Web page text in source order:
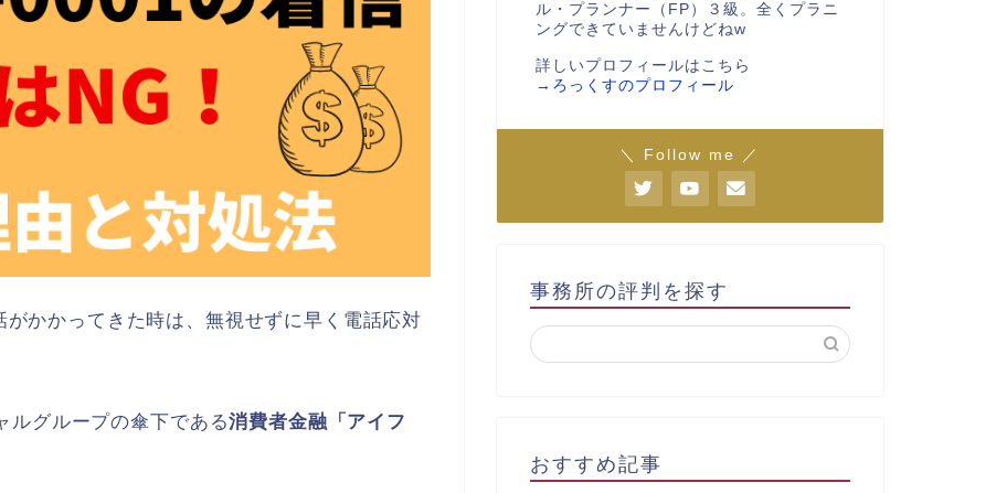
がかかってきた時は、無視せずに早く電話応対
ルグループの傘下である消費者金融「アイフ
ル・プランナー（FP）３級。全くプラニ
ングできていませんけどねw
詳しいプロフィールはこちら
→ ろっくすのプロフィール
＼ Follow me ／
事務所の評判を探す
おすすめ記事